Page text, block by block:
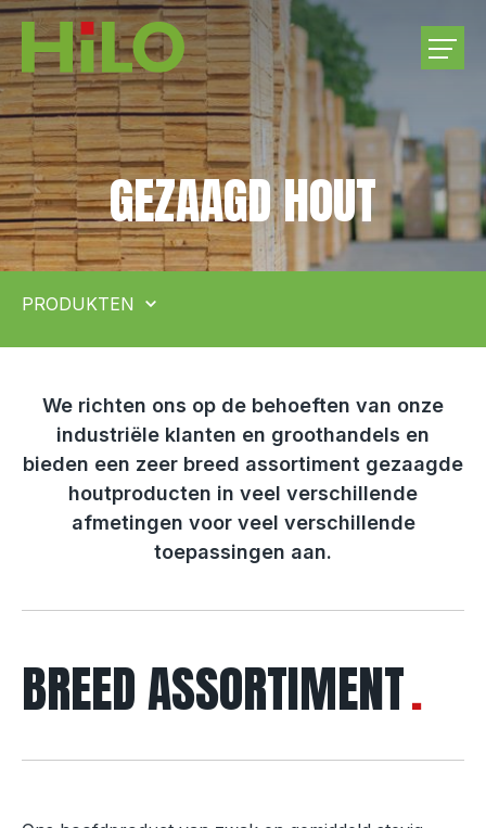
BEDRIJF
PRODUKTEN
RONDHOUT INKOOP
PRODUKTEN
GEZAAGD HOUT
We richten ons op de behoeften van onze
industriële klanten en groothandels en
bieden een zeer breed assortiment gezaagde
houtproducten in veel verschillende
afmetingen voor veel verschillende
toepassingen aan.
BREED ASSORTIMENT